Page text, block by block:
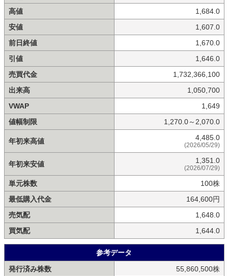
高値
1,684.0
安値
1,607.0
前日終値
1,670.0
引値
1,646.0
売買代金
1,732,366,100
出来高
1,050,700
VWAP
1,649
値幅制限
1,270.0～2,070.0
年初来高値 4,485.0
(2026/05/29)
年初来安値 1,351.0
(2026/07/29)
単元株数
100株
最低購入代金
164,600円
売気配
1,648.0
買気配
1,644.0
参考データ
発行済み株数
55,860,500株